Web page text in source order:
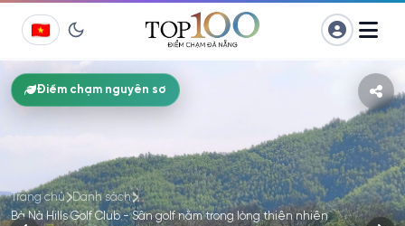
Chuyển
đến
Điểm chạm nguyên sơ
Trang chủ
Danh sách
Bà Nà Hills Golf Club - Sân golf nằm trong lòng thiên nhiên